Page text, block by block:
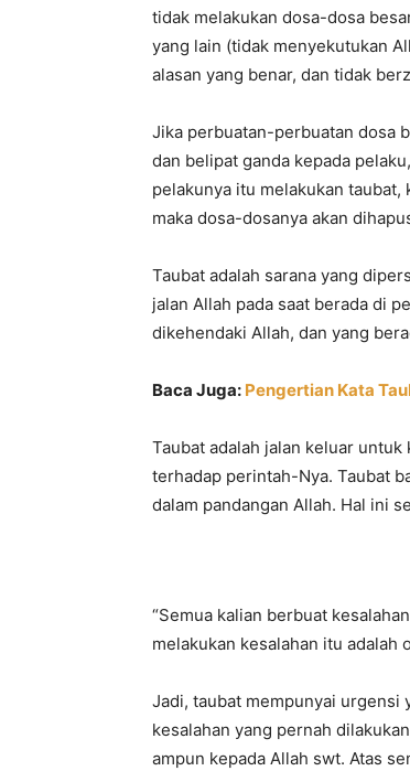
tidak melakukan dosa-dosa
yang lain (tidak menyekutukan
alasan yang benar, dan tidak
Jika perbuatan-perbuatan dosa
dan belipat ganda kepada
pelakunya itu melakukan taubat,
maka dosa-dosanya akan
Taubat adalah sarana yang
jalan Allah pada saat berada di
dikehendaki Allah, dan yang
Baca Juga: Pengertian Kata
Taubat adalah jalan keluar
terhadap perintah-Nya. Taubat
dalam pandangan Allah. Hal ini
“Semua kalian berbuat
melakukan kesalahan itu adalah
Jadi, taubat mempunyai urgensi
kesalahan yang pernah
ampun kepada Allah swt. Atas